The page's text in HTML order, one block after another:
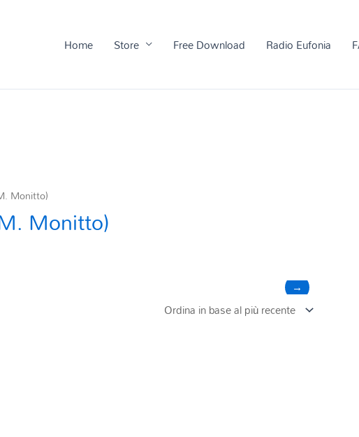
Home Store Free Download Radio Eufonia
Monitto)
Monitto)
→